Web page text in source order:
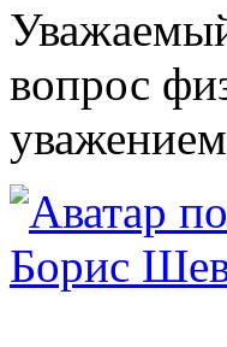
вопрос
Борис